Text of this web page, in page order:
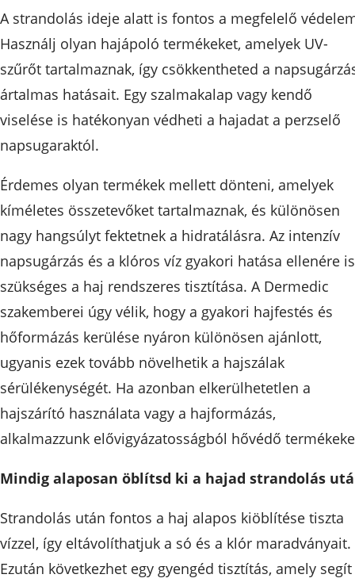
A strandolás ideje alatt is fontos a megfelelő
Használj olyan hajápoló termékeket, amelyek UV-
szűrőt tartalmaznak, így csökkentheted a
ártalmas hatásait. Egy szalmakalap vagy kendő
viselése is hatékonyan védheti a hajadat a perzselő
napsugaraktól.
Érdemes olyan termékek mellett dönteni, amelyek
kíméletes összetevőket tartalmaznak, és különösen
nagy hangsúlyt fektetnek a hidratálásra. Az intenzív
napsugárzás és a klóros víz gyakori hatása ellenére is
szükséges a haj rendszeres tisztítása. A Dermedic
szakemberei úgy vélik, hogy a gyakori hajfestés és
hőformázás kerülése nyáron különösen ajánlott,
ugyanis ezek tovább növelhetik a hajszálak
sérülékenységét. Ha azonban elkerülhetetlen a
hajszárító használata vagy a hajformázás,
alkalmazzunk elővigyázatosságból hővédő
Mindig alaposan öblítsd ki a hajad strandolás
Strandolás után fontos a haj alapos kiöblítése tiszta
vízzel, így eltávolíthatjuk a só és a klór maradványait.
Ezután következhet egy gyengéd tisztítás, amely segít